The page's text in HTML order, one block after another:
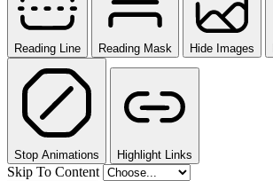
Reading Line Reading Mask Hide Images
Stop Animations Highlight Links
Skip To Content